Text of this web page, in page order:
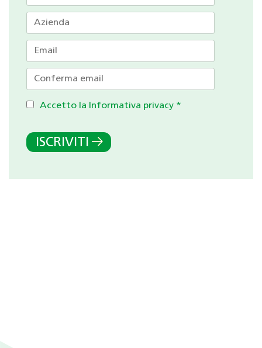
Accetto la Informativa privacy *
ISCRIVITI